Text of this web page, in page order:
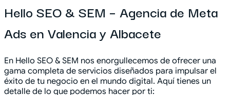
Hello SEO & SEM – Agencia de Meta
Ads en Valencia y Albacete
En Hello SEO & SEM nos enorgullecemos de ofrecer una
gama completa de servicios diseñados para impulsar el
éxito de tu negocio en el mundo digital. Aquí tienes un
detalle de lo que podemos hacer por ti: